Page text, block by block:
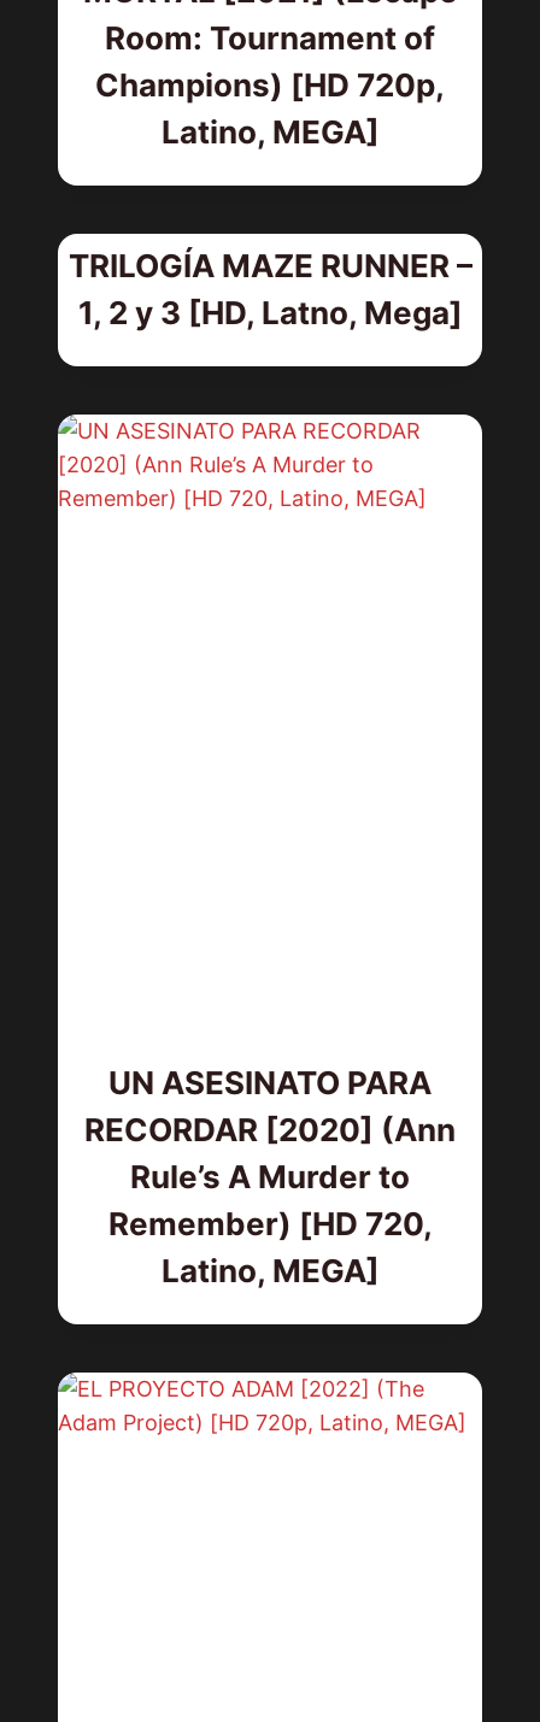
Room: Tournament of
Champions) [HD 720p,
Latino, MEGA]
TRILOGÍA MAZE RUNNER –
1, 2 y 3 [HD, Latno, Mega]
UN ASESINATO PARA
RECORDAR [2020] (Ann
Rule’s A Murder to
Remember) [HD 720,
Latino, MEGA]